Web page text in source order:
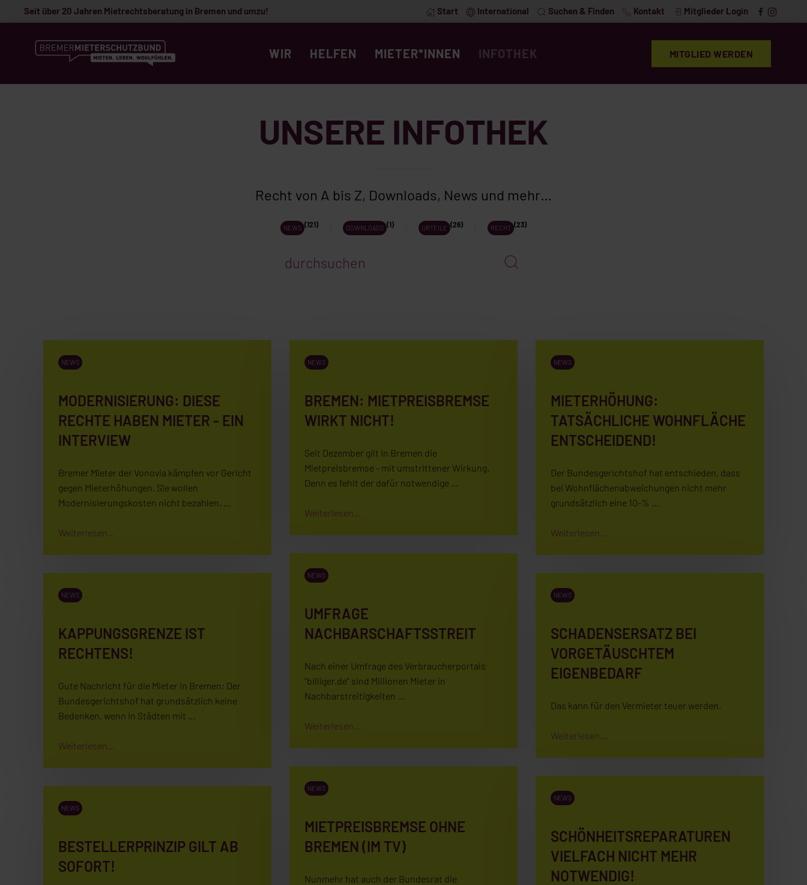
Seit über 20 Jahren Mietrechtsberatung in Bremen und umzu! Start International Suchen & Finden Kontakt Mitglieder Login
WIR HELFEN MIETER*INNEN INFOTHEK MITGLIED WERDEN
UNSERE INFOTHEK
Recht von A bis Z, Downloads, News und mehr…
NEWS (121) DOWNLOADS (1) URTEILE (26) RECHT (23)
NEWS
MODERNISIERUNG: DIESE
RECHTE HABEN MIETER - EIN
INTERVIEW
Bremer Mieter der Vonovia kämpfen vor Gericht
gegen Mieterhöhungen. Sie wollen
Modernisierungskosten nicht bezahlen. …
Weiterlesen...
NEWS
BREMEN: MIETPREISBREMSE
WIRKT NICHT!
Seit Dezember gilt in Bremen die
Mietpreisbremse - mit umstrittener Wirkung.
Denn es fehlt der dafür notwendige …
Weiterlesen...
NEWS
MIETERHÖHUNG:
TATSÄCHLICHE WOHNFLÄCHE
ENTSCHEIDEND!
Der Bundesgerichtshof hat entschieden, dass
bei Wohnflächenabweichungen nicht mehr
grundsätzlich eine 10-% …
Weiterlesen...
NEWS
KAPPUNGSGRENZE IST
RECHTENS!
Gute Nachricht für die Mieter in Bremen: Der
Bundesgerichtshof hat grundsätzlich keine
Bedenken, wenn in Städten mit …
Weiterlesen...
NEWS
UMFRAGE
NACHBARSCHAFTSSTREIT
Nach einer Umfrage des Verbraucherportals
“billiger.de” sind Millionen Mieter in
Nachbarstreitigkeiten …
Weiterlesen...
NEWS
SCHADENSERSATZ BEI
VORGETÄUSCHTEM
EIGENBEDARF
Das kann für den Vermieter teuer werden.
Weiterlesen...
NEWS
BESTELLERPRINZIP GILT AB
SOFORT!
NEWS
MIETPREISBREMSE OHNE
BREMEN (IM TV)
Nunmehr hat auch der Bundesrat die
NEWS
SCHÖNHEITSREPARATUREN
VIELFACH NICHT MEHR
NOTWENDIG!